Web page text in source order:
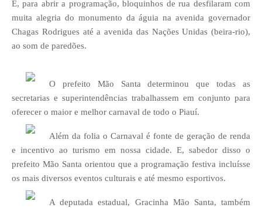
E, para abrir a programação, bloquinhos de rua desfilaram com
muita alegria do monumento da águia na avenida governador
Chagas Rodrigues até a avenida das Nações Unidas (beira-rio),
ao som de paredões.
O prefeito Mão Santa determinou que todas as
secretarias e superintendências trabalhassem em conjunto para
oferecer o maior e melhor carnaval de todo o Piauí.
Além da folia o Carnaval é fonte de geração de renda
e incentivo ao turismo em nossa cidade. E, sabedor disso o
prefeito Mão Santa orientou que a programação festiva incluísse
os mais diversos eventos culturais e até mesmo esportivos.
A deputada estadual, Gracinha Mão Santa, também